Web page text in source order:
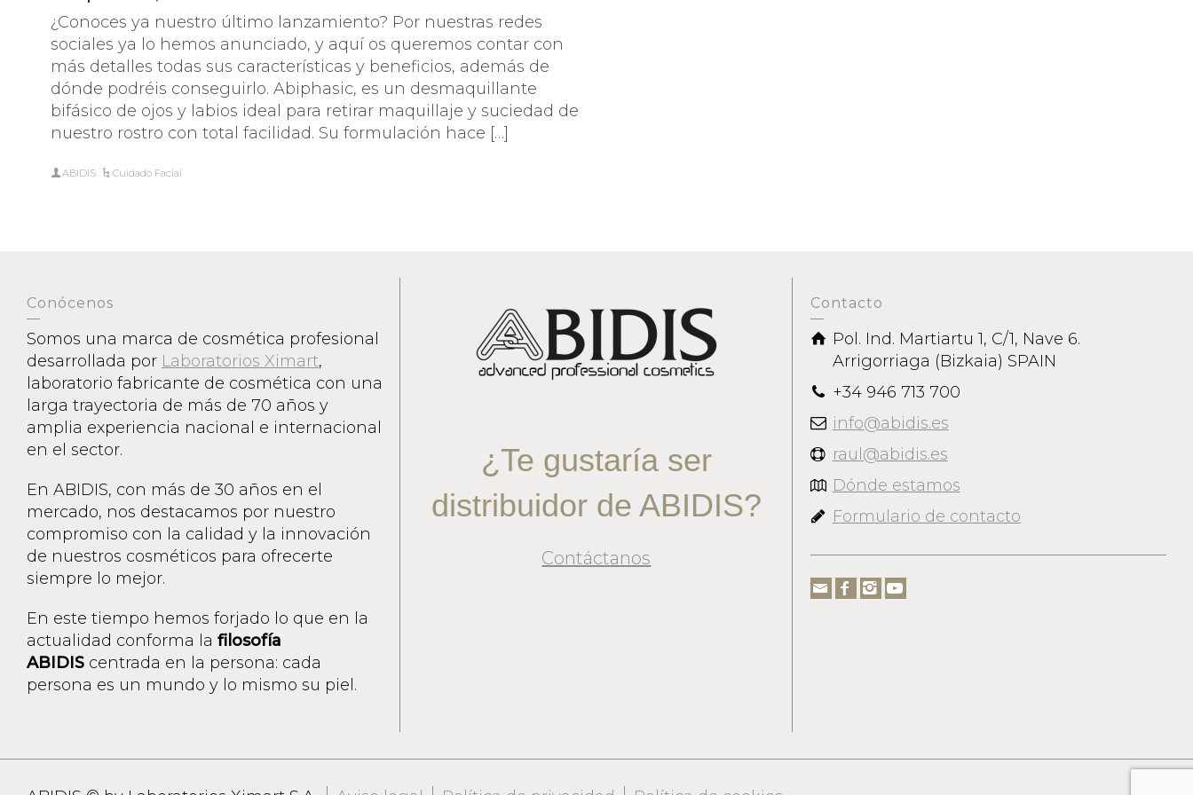
OJOS Y PESTAÑAS
PROTECCIÓN SOLAR
¿Conoces ya nuestro último lanzamiento? Por nuestras redes
sociales ya lo hemos anunciado, y aquí os queremos contar con
más detalles todas sus características y beneficios, además de
dónde podréis conseguirlo. Abiphasic, es un desmaquillante
bifásico de ojos y labios ideal para retirar maquillaje y suciedad de
nuestro rostro con total facilidad. Su formulación hace […]
ABIDIS Cuidado Facial
Conócenos
Somos una marca de cosmética profesional
desarrollada por Laboratorios Ximart,
laboratorio fabricante de cosmética con una
larga trayectoria de más de 70 años y
amplia experiencia nacional e internacional
en el sector.
En ABIDIS, con más de 30 años en el
mercado, nos destacamos por nuestro
compromiso con la calidad y la innovación
de nuestros cosméticos para ofrecerte
siempre lo mejor.
En este tiempo hemos forjado lo que en la
actualidad conforma la filosofía
ABIDIS centrada en la persona: cada
persona es un mundo y lo mismo su piel.
¿Te gustaría ser
distribuidor de ABIDIS?
Contáctanos
Contacto
Pol. Ind. Martiartu 1, C/1, Nave 6.
Arrigorriaga (Bizkaia) SPAIN
+34 946 713 700
info@abidis.es
raul@abidis.es
Dónde estamos
Formulario de contacto